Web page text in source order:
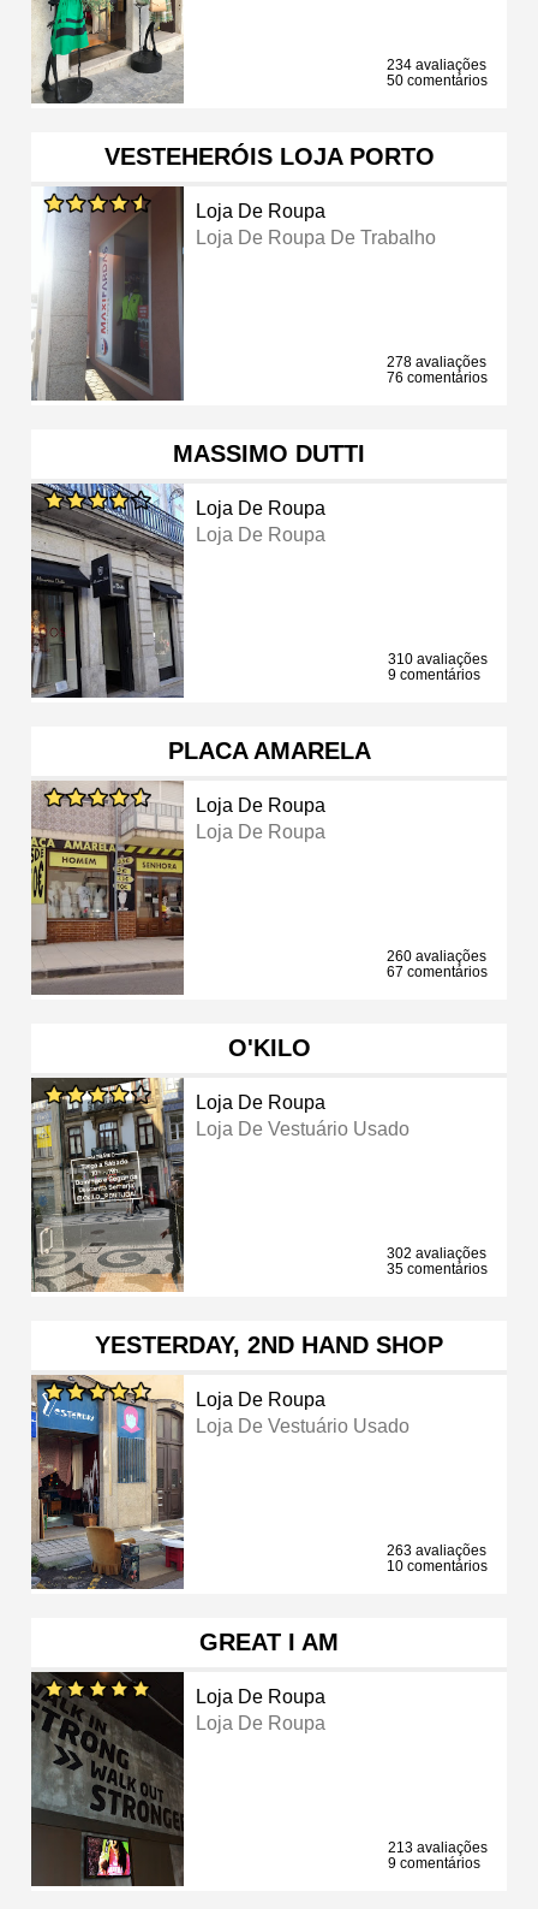
234 avaliações
50 comentários
VESTEHERÓIS LOJA PORTO
Loja De Roupa
Loja De Roupa De Trabalho
278 avaliações
76 comentários
MASSIMO DUTTI
Loja De Roupa
Loja De Roupa
310 avaliações
9 comentários
PLACA AMARELA
Loja De Roupa
Loja De Roupa
260 avaliações
67 comentários
O'KILO
Loja De Roupa
Loja De Vestuário Usado
302 avaliações
35 comentários
YESTERDAY, 2ND HAND SHOP
Loja De Roupa
Loja De Vestuário Usado
263 avaliações
10 comentários
GREAT I AM
Loja De Roupa
Loja De Roupa
213 avaliações
9 comentários